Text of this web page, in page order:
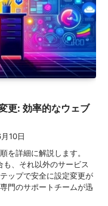
更: 効率的なウェブ
10日
を詳細に解説します。
、それ以外のサービス
ップで安全に設定変更が
門のサポートチームが迅